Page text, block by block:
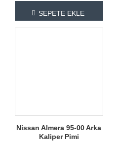
SEPETE EKLE
Nissan Almera 95-00 Arka
Kaliper Pimi